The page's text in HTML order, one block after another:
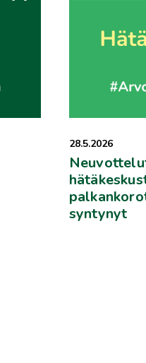
28.5.2026
syntynyt